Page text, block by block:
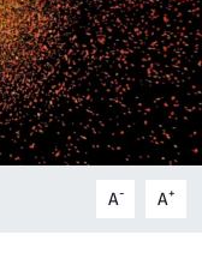
A- A+